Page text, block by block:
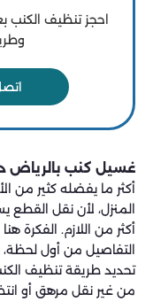
احجز تنظيف الكنب
غسيل كنب بالرياض
أكثر ما يفضله كثير من
المنزل، لأن نقل
أكثر من اللازم. الفكرة
التفاصيل من أول
تحديد طريقة تنظيف
من غير نقل مرهق أو